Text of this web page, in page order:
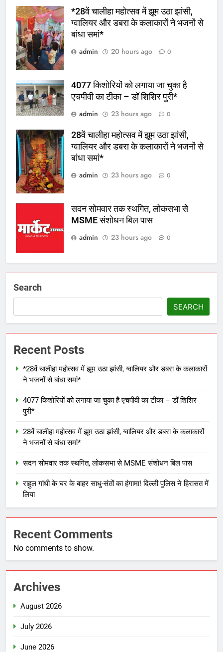
*28वें चालीहा महोत्सव में झूम उठा झांसी,
ग्वालियर और डबरा के कलाकारों ने भजनों से
बांधा समां*
admin
20 hours ago 0
4077 किशोरियों को लगाया जा चुका है
एचपीवी का टीका – डॉ शिशिर पुरी*
admin
23 hours ago 0
28वें चालीहा महोत्सव में झूम उठा झांसी,
ग्वालियर और डबरा के कलाकारों ने भजनों से
बांधा समां*
admin
23 hours ago 0
सदन सोमवार तक स्थगित, लोकसभा से
MSME संशोधन बिल पास
admin
23 hours ago 0
Search
SEARCH
Recent Posts
*28वें चालीहा महोत्सव में झूम उठा झांसी, ग्वालियर और डबरा के कलाकारों
ने भजनों से बांधा समां*
4077 किशोरियों को लगाया जा चुका है एचपीवी का टीका – डॉ शिशिर
पुरी*
28वें चालीहा महोत्सव में झूम उठा झांसी, ग्वालियर और डबरा के कलाकारों
ने भजनों से बांधा समां*
सदन सोमवार तक स्थगित, लोकसभा से MSME संशोधन बिल पास
राहुल गांधी के घर के बाहर साधु-संतों का हंगामा! दिल्ली पुलिस ने हिरासत में
लिया
Recent Comments
No comments to show.
Archives
August 2026
July 2026
June 2026